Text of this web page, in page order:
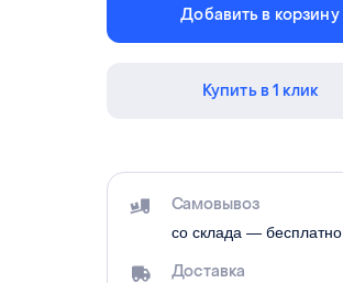
Добавить в корзину
Купить в 1 клик
Самовывоз
со склада — бесплатно
Доставка